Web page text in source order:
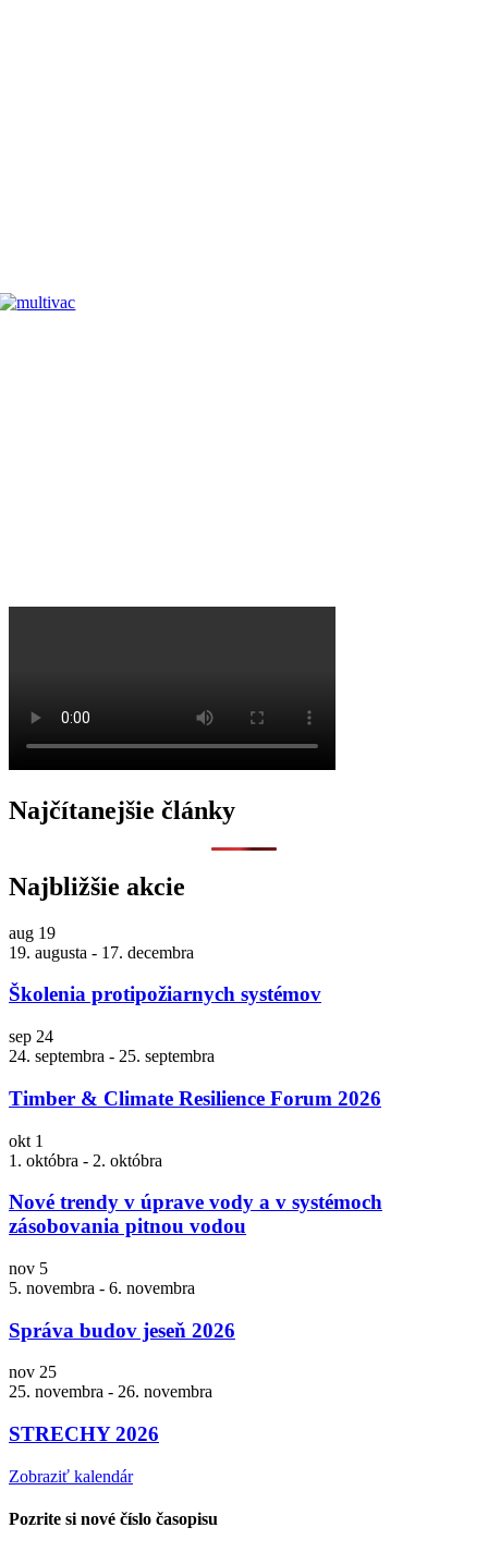
Najčítanejšie články
Najbližšie akcie
aug 19
19. augusta - 17. decembra
Školenia protipožiarnych systémov
sep 24
24. septembra - 25. septembra
Timber & Climate Resilience Forum 2026
okt 1
1. októbra - 2. októbra
Nové trendy v úprave vody a v systémoch
zásobovania pitnou vodou
nov 5
5. novembra - 6. novembra
Správa budov jeseň 2026
nov 25
25. novembra - 26. novembra
STRECHY 2026
Zobraziť kalendár
Pozrite si nové číslo časopisu